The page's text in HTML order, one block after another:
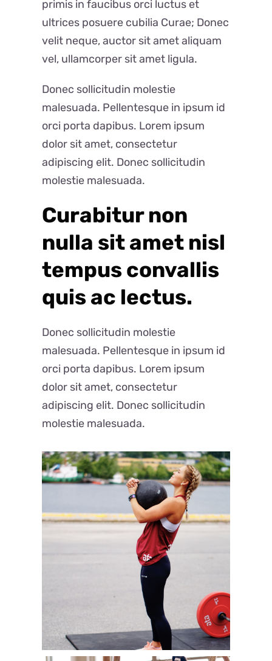
primis in faucibus orci luctus et
ultrices posuere cubilia Curae; Donec
velit neque, auctor sit amet aliquam
vel, ullamcorper sit amet ligula.
Donec sollicitudin molestie
malesuada. Pellentesque in ipsum id
orci porta dapibus. Lorem ipsum
dolor sit amet, consectetur
adipiscing elit. Donec sollicitudin
molestie malesuada.
Curabitur non
nulla sit amet nisl
tempus convallis
quis ac lectus.
Donec sollicitudin molestie
malesuada. Pellentesque in ipsum id
orci porta dapibus. Lorem ipsum
dolor sit amet, consectetur
adipiscing elit. Donec sollicitudin
molestie malesuada.